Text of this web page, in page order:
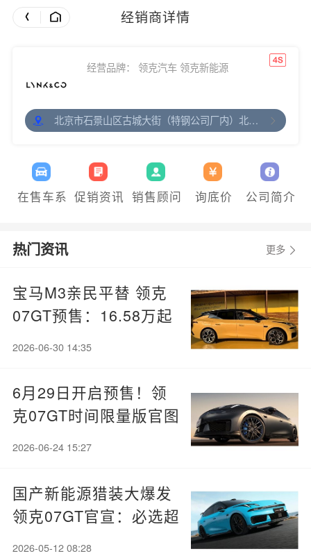
经销商详情
经营品牌： 领克汽车 领克新能源
北京市石景山区古城大街（特钢公司厂内）北京国际汽
在售车系 促销资讯 销售顾问 询底价 公司简介
热门资讯 更多
宝马M3亲民平替 领克
07GT预售：16.58万起
2026-06-30 14:35
6月29日开启预售！领
克07GT时间限量版官图
2026-06-24 15:27
国产新能源猎装大爆发
领克07GT官宣：必选超
2026-05-12 08:28